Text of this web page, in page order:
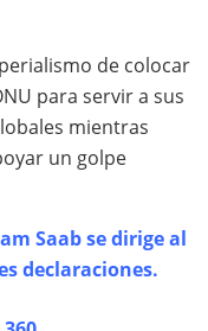
de colocar
para servir a sus
mientras
un golpe
Saab se dirige al
declaraciones.